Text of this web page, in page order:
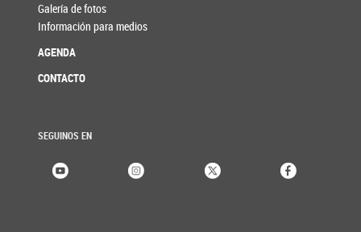
Galería de fotos
Información para medios
AGENDA
CONTACTO
SEGUINOS EN